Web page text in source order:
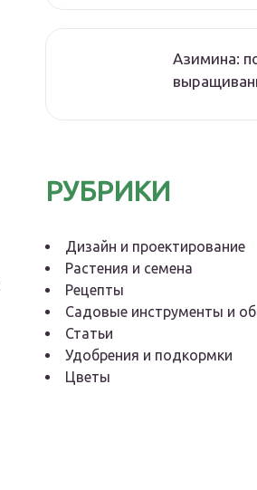
Азимина:
РУБРИКИ
Дизайн и проектирование
Растения и семена
Рецепты
Садовые инструменты и
Статьи
Удобрения и подкормки
Цветы